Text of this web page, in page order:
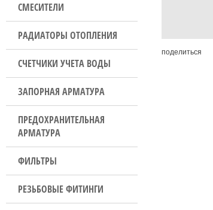
СМЕСИТЕЛИ
РАДИАТОРЫ ОТОПЛЕНИЯ
СЧЕТЧИКИ УЧЕТА ВОДЫ
ЗАПОРНАЯ АРМАТУРА
ПРЕДОХРАНИТЕЛЬНАЯ
АРМАТУРА
ФИЛЬТРЫ
РЕЗЬБОВЫЕ ФИТИНГИ
поделиться